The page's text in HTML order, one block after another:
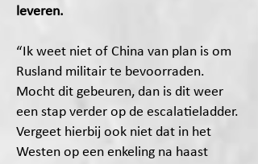
leveren.
“Ik weet niet of China van plan is om
Rusland militair te bevoorraden.
Mocht dit gebeuren, dan is dit weer
een stap verder op de escalatieladder.
Vergeet hierbij ook niet dat in het
Westen op een enkeling na haast